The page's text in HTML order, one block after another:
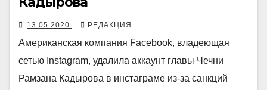
13.05.2020 РЕДАКЦИЯ
Американская компания Facebook, владеющая
сетью Instagram, удалила аккаунт главы Чечни
Рамзана Кадырова в инстаграме из-за санкций